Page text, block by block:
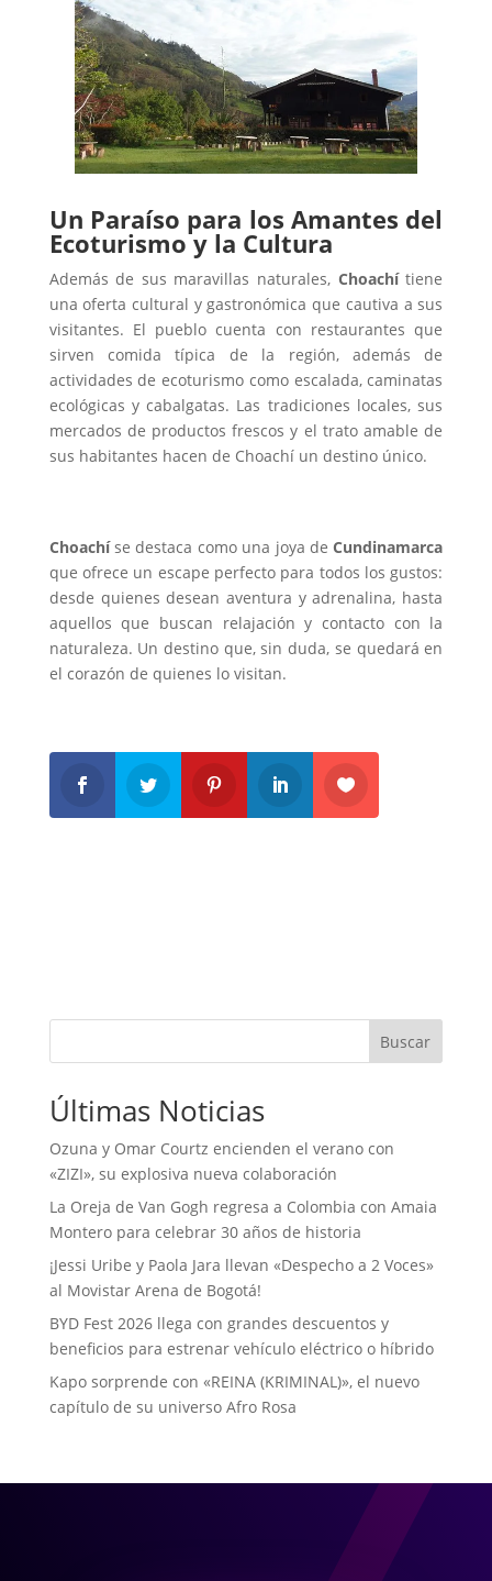
Un Paraíso para los Amantes del
Ecoturismo y la Cultura
Además de sus maravillas naturales, Choachítiene
una oferta cultural y gastronómica que cautiva a sus
visitantes. El pueblo cuenta con restaurantes que
sirven comida típica de la región, además de
actividades de ecoturismo como escalada, caminatas
ecológicas y cabalgatas. Las tradiciones locales, sus
mercados de productos frescos y el trato amable de
sus habitantes hacen de Choachí un destino único.
Choachíse destaca como una joya deCundinamarca
que ofrece un escape perfecto para todos los gustos:
desde quienes desean aventura y adrenalina, hasta
aquellos que buscan relajación y contacto con la
naturaleza. Un destino que, sin duda, se quedará en
el corazón de quienes lo visitan.
Buscar
Últimas Noticias
Ozuna y Omar Courtz encienden el verano con
«ZIZI», su explosiva nueva colaboración
La Oreja de Van Gogh regresa a Colombia con Amaia
Montero para celebrar 30 años de historia
¡Jessi Uribe y Paola Jara llevan «Despecho a 2 Voces»
al Movistar Arena de Bogotá!
BYD Fest 2026 llega con grandes descuentos y
beneficios para estrenar vehículo eléctrico o híbrido
Kapo sorprende con «REINA (KRIMINAL)», el nuevo
capítulo de su universo Afro Rosa